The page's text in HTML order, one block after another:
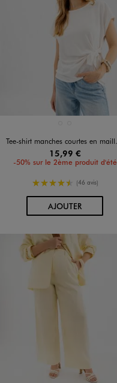
Tee-shirt manches courtes en maille souple et extensible femme
15,99 €
-50% sur le 2ème produit d'été
4.5/5 de moyenne
(46 avis)
AJOUTERAU PANIER